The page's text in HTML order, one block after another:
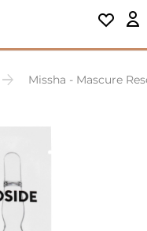
Missha - Mascure